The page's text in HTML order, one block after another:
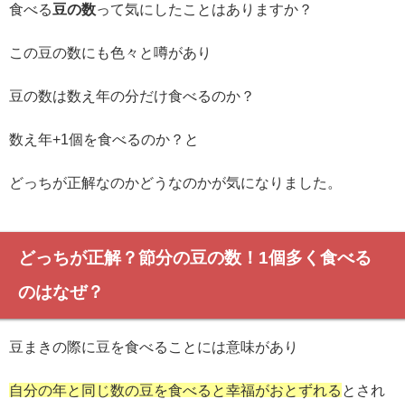
食べる豆の数って気にしたことはありますか？
この豆の数にも色々と噂があり
豆の数は数え年の分だけ食べるのか？
数え年+1個を食べるのか？と
どっちが正解なのかどうなのかが気になりました。
どっちが正解？節分の豆の数！1個多く食べる
のはなぜ？
豆まきの際に豆を食べることには意味があり
自分の年と同じ数の豆を食べると幸福がおとずれる とされ